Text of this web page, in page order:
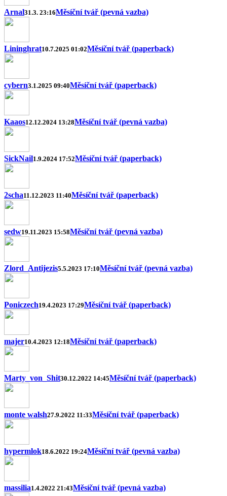
Arnal31.3. 23:16Měsíční tvář (pevná vazba)
Lininghrat10.7.2025 01:02Měsíční tvář (paperback)
cybern3.1.2025 09:40Měsíční tvář (paperback)
Kaaos12.12.2024 13:28Měsíční tvář (pevná vazba)
SickNail1.9.2024 17:52Měsíční tvář (paperback)
2scha11.12.2023 11:40Měsíční tvář (paperback)
sedw19.11.2023 15:58Měsíční tvář (pevná vazba)
Zlord_Antijezis5.5.2023 17:10Měsíční tvář (pevná vazba)
Poniczech19.4.2023 17:29Měsíční tvář (paperback)
majer10.4.2023 12:18Měsíční tvář (paperback)
Marty_von_Shit30.12.2022 14:45Měsíční tvář (paperback)
monte walsh27.9.2022 11:33Měsíční tvář (paperback)
hypermlok18.6.2022 19:24Měsíční tvář (pevná vazba)
massilia1.4.2022 21:43Měsíční tvář (pevná vazba)